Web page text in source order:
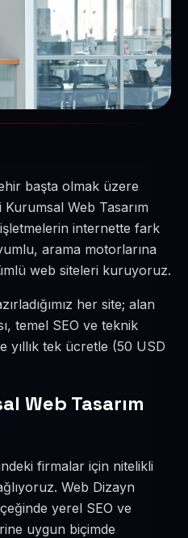
başta olmak üzere
Web Tasarım
internette fark
arama motorlarına
web siteleri kuruyoruz.
her site; alan
temel SEO ve teknik
yıllık tek ücretle (50 USD
Web Tasarım
firmalar için nitelikli
Web Dizayn
yerel SEO ve
uygun biçimde